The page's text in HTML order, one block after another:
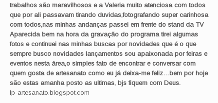
trabalhos são maravilhosos e a Valeria muito atenciosa com todos
que por ali passavam tirando duvidas,fotografando super carinhosa
com todos,nas minhas andanças passei em frente do stand da TV
Aparecida bem na hora da gravação do programa tirei algumas
fotos e continuei nas minhas buscas por novidades que é o que
sempre busco novidades lançamentos sou apaixonada por feiras e
eventos nesta área,o simples fato de encontrar e conversar com
quem gosta de artesanato como eu já deixa-me feliz…bem por hoje
são estas amanha posto as ultimas, bjs fiquem com Deus.
lp-artesanato.blogspot.com